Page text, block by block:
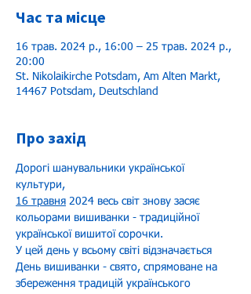
Час та місце
16 трав. 2024 р., 16:00 – 25 трав. 2024 р.,
20:00
St. Nikolaikirche Potsdam, Am Alten Markt,
14467 Potsdam, Deutschland
Про захід
Дорогі шанувальники української
культури,
16 травня 2024 весь світ знову засяє
кольорами вишиванки - традиційної
української вишитої сорочки.
У цей день у всьому світі відзначається
День вишиванки - свято, спрямоване на
збереження традицій українського